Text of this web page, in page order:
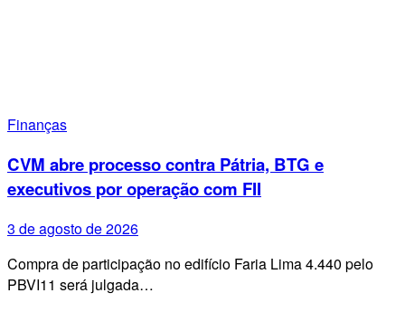
Finanças
CVM abre processo contra Pátria, BTG e
executivos por operação com FII
3 de agosto de 2026
Compra de participação no edifício Faria Lima 4.440 pelo
PBVI11 será julgada…